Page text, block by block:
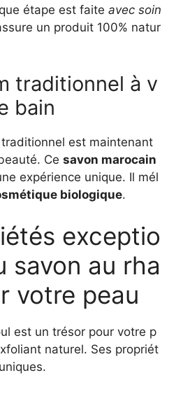
étape est faite avec soin
un produit 100% natur
traditionnel à v
bain
traditionnel est maintenant
Ce savon marocain
expérience unique. Il mél
biologique.
exceptio
savon au rha
votre peau
est un trésor pour votre p
naturel. Ses propriét